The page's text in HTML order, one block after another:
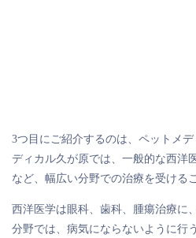
3つ目にご紹介するのは、ペットメ
ディカル久が原では、一般的な西洋
など、幅広い分野での治療を受ける
西洋医学は眼科、歯科、腫瘍治療に
分野では、病気にならないように行